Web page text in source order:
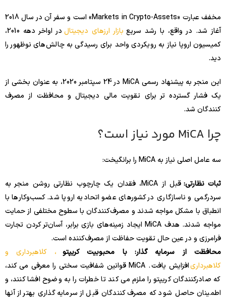
مخفف عبارت «Markets in Crypto-Assets» است و سفر آن در سال 2018
آغاز شد. در واقع، با رشد سریع بازار ارزهای دیجیتال
در اواخر دهه 2010،
کمیسیون اروپا نیاز به رویکردی واحد برای رسیدگی به چالش‌های نوظهور را
دید.
این منجر به پیشنهاد رسمی MiCA در 24 سپتامبر 2020، به عنوان بخشی از
یک فشار گسترده تر برای تقویت مالی دیجیتال و محافظت از مصرف
کنندگان شد.
چرا MiCA مورد نیاز است؟
سه عامل اصلی نیاز به MiCA را برانگیخت:
ثبات نظارتی:
قبل از MiCA، فقدان یک چارچوب نظارتی روشن منجر به
سردرگمی و ناسازگاری در کشورهای عضو اتحادیه اروپا شد. کسب‌وکارها با
انطباق با مشکل مواجه شدند و مصرف‌کنندگان با سطوح مختلفی از حمایت
مواجه شدند. هدف MiCA ایجاد زمینه‌های بازی برابر، آسان‌تر کردن تجارت
فرامرزی و در عین حال تقویت حفاظت از مصرف‌کننده است.
محافظت از سرمایه گذار: با محبوبیت کریپتو ، کلاهبرداری و
کلاهبرداری
افزایش یافت . MiCA قوانین شفافیت سختی را معرفی می کند،
که صادرکنندگان کریپتو را ملزم می کند تا خطرات را به وضوح افشا کنند، و
اطمینان حاصل شود که مصرف کنندگان قبل از سرمایه گذاری بهتر از آنها